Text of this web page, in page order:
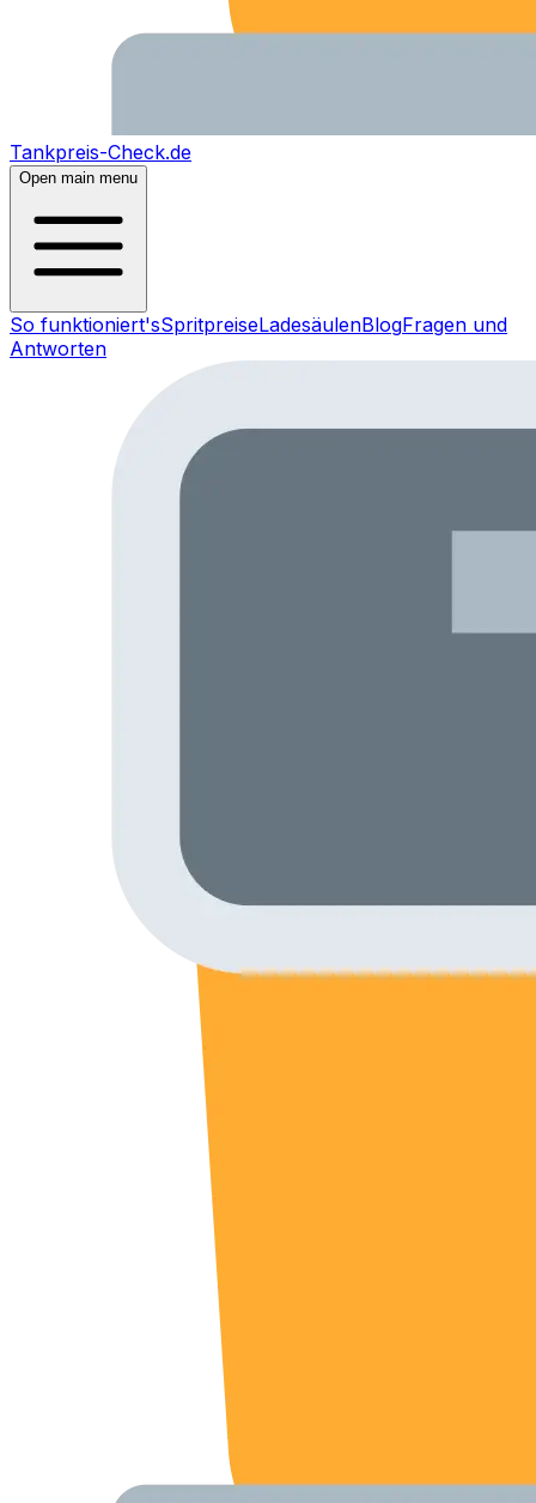
Tankpreis-Check.de
Open main menu
So funktioniert'sSpritpreiseLadesäulenBlogFragen und
Antworten